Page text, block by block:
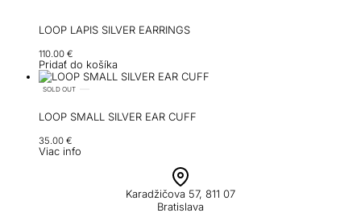
LOOP LAPIS SILVER EARRINGS
110.00 €
Pridať do košíka
SOLD OUT
LOOP SMALL SILVER EAR CUFF
35.00 €
Viac info
Karadžičova 57, 811 07
Bratislava